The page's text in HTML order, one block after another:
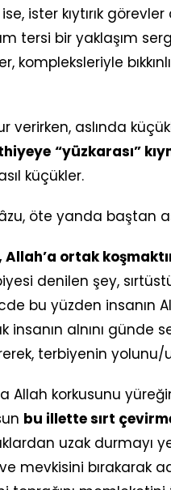
ise, ister kıytırık
tersi bir yaklaşım
kompleksleriyle
verirken, aslında
“yüzkarası”
küçükler.
öte yanda baştan
Allah’a ortak
denilen şey,
bu yüzden insanın
insanın alnını
terbiyenin
Allah korkusunu
bu illette sırt
uzak
mevkisini bırakarak